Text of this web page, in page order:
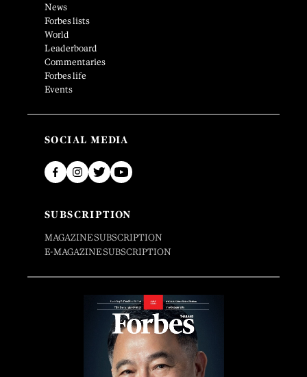
News
Forbes lists
World
Leaderboard
Commentaries
Forbes life
Events
SOCIAL MEDIA
SUBSCRIPTION
MAGAZINE SUBSCRIPTION
E-MAGAZINE SUBSCRIPTION